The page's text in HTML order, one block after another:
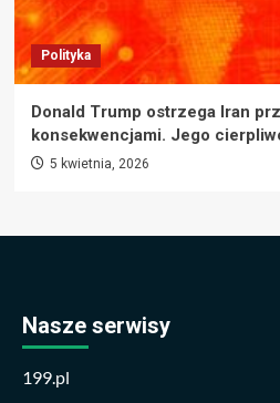
Polityka
Donald Trump ostrzega Iran
konsekwencjami. Jego
5 kwietnia, 2026
Nasze serwisy
199.pl